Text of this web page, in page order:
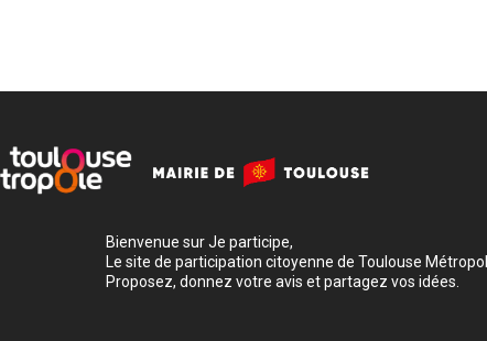
Bienvenue sur Je participe,
Le site de participation citoyenne de Toulouse
Proposez, donnez votre avis et partagez vos idées.